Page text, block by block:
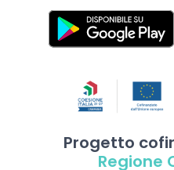
Progetto
Regione